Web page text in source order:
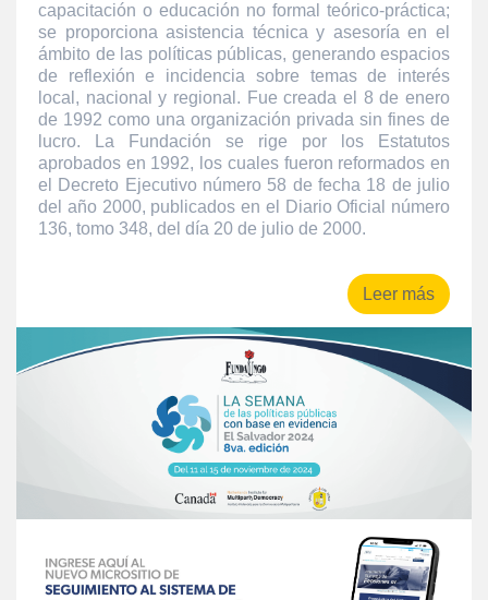
capacitación o educación no formal teórico-práctica;
se proporciona asistencia técnica y asesoría en el
ámbito de las políticas públicas, generando espacios
de reflexión e incidencia sobre temas de interés
local, nacional y regional. Fue creada el 8 de enero
de 1992 como una organización privada sin fines de
lucro. La Fundación se rige por los Estatutos
aprobados en 1992, los cuales fueron reformados en
el Decreto Ejecutivo número 58 de fecha 18 de julio
del año 2000, publicados en el Diario Oficial número
136, tomo 348, del día 20 de julio de 2000.
Leer más